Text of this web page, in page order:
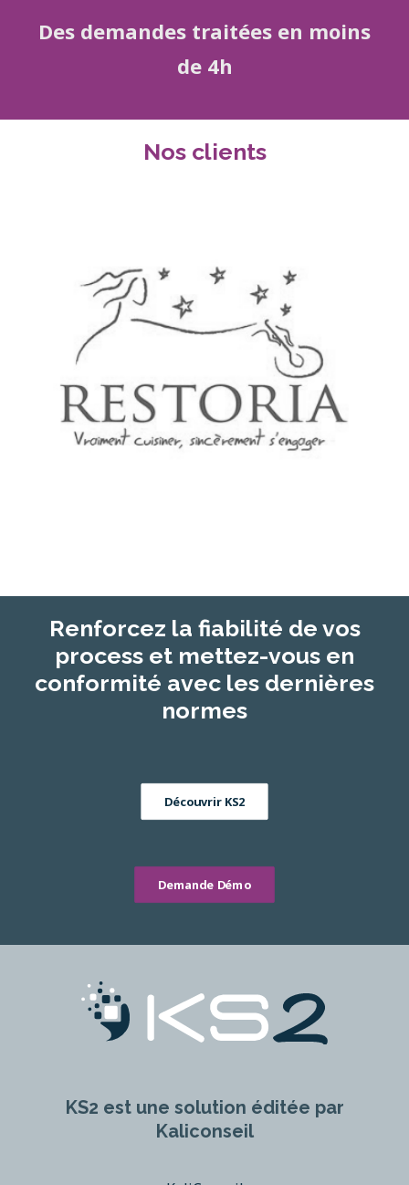
Des demandes traitées en moins
de 4h
Nos clients
Renforcez la fiabilité de vos
process et mettez-vous en
conformité avec les dernières
normes
Découvrir KS2
Demande Démo
KS2 est une solution éditée par
Kaliconseil